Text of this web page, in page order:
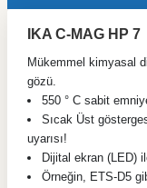
IKA C-MAG HP 7
Mükemmel kimyasal
gözü.
550 ° C sabit
Sıcak Üst
uyarısı!
Dijital ekran (LED)
Örneğin, ETS-D5